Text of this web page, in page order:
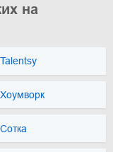
на
Talentsy
Хоумворк
Сотка